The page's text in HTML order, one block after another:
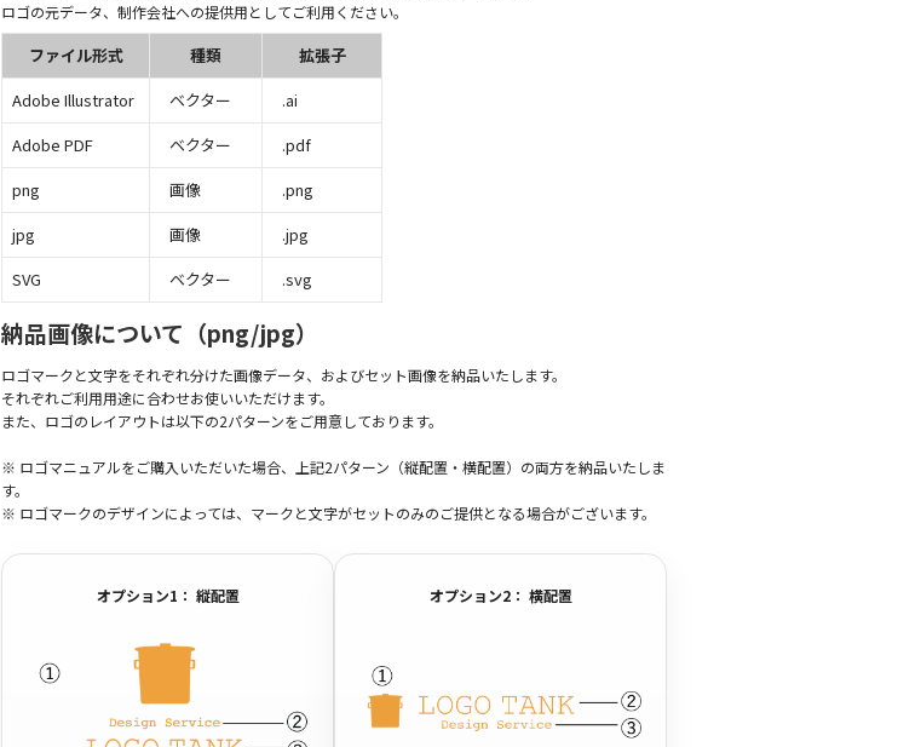
ロゴの元データ、制作会社への提供用としてご利用ください。
ファイル形式 種類
拡張子
Adobe Illustrator
ベクター
.ai
Adobe PDF
ベクター
.pdf
png
画像
.png
jpg
画像
.jpg
SVG
ベクター .svg
納品画像について（png/jpg）
ロゴマークと文字をそれぞれ分けた画像データ、およびセット画像を納品いたします。
それぞれご利用用途に合わせお使いいただけます。
また、ロゴのレイアウトは以下の2パターンをご用意しております。
※ ロゴマニュアルをご購入いただいた場合、上記2パターン（縦配置・横配置）の両方を納品いたしま
す。
※ ロゴマークのデザインによっては、マークと文字がセットのみのご提供となる場合がございます。
オプション1： 縦配置 オプション2： 横配置